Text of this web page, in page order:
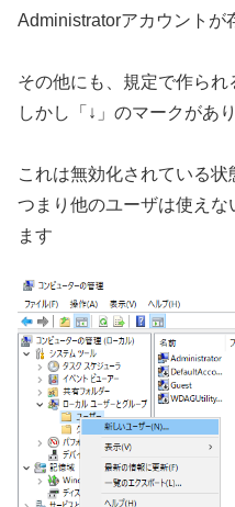
Administratorアカウントが
その他にも、規定で作ら
しかし「↓」のマークがあ
これは無効化されている
つまり他のユーザは使え
ます